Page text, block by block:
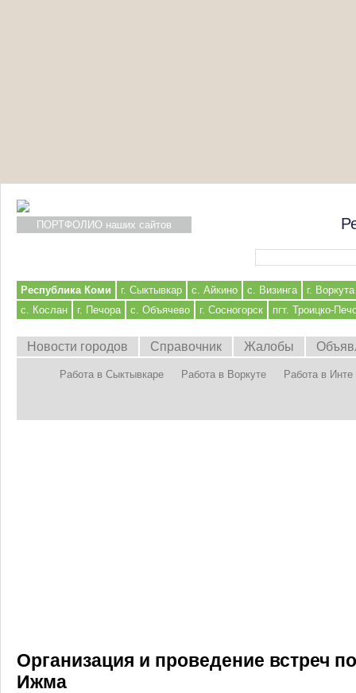
ПОРТФОЛИО наших сайтов
Республика Коми г. Сыктывкар с. Айкино с. Визинга
г. Воркута
с. Кослан
г. Печора с. Объячево г. Сосногорск пгт. Троицко-
Новости городов Справочник Жалобы
Работа в Сыктывкаре Работа в Воркуте Работа в Инте
Организация и проведение встреч
Ижма